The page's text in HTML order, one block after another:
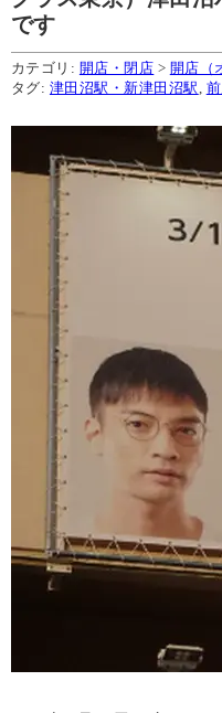
です
カテゴリ: 開店・閉店 > 開店（
タグ: 津田沼駅・新津田沼駅